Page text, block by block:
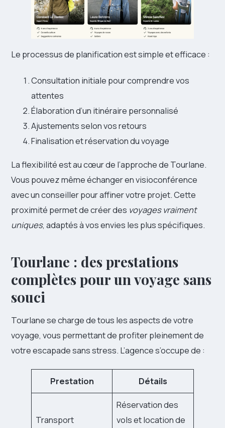
Le processus de planification est simple et efficace :
Consultation initiale pour comprendre vos
attentes
Élaboration d’un itinéraire personnalisé
Ajustements selon vos retours
Finalisation et réservation du voyage
La flexibilité est au cœur de l’approche de Tourlane.
Vous pouvez même échanger en visioconférence
avec un conseiller pour affiner votre projet. Cette
proximité permet de créer des voyages vraiment
uniques, adaptés à vos envies les plus spécifiques.
Tourlane : des prestations
complètes pour un voyage sans
souci
Tourlane se charge de tous les aspects de votre
voyage, vous permettant de profiter pleinement de
votre escapade sans stress. L’agence s’occupe de :
Prestation Détails
Transport
Réservation des
vols et location de